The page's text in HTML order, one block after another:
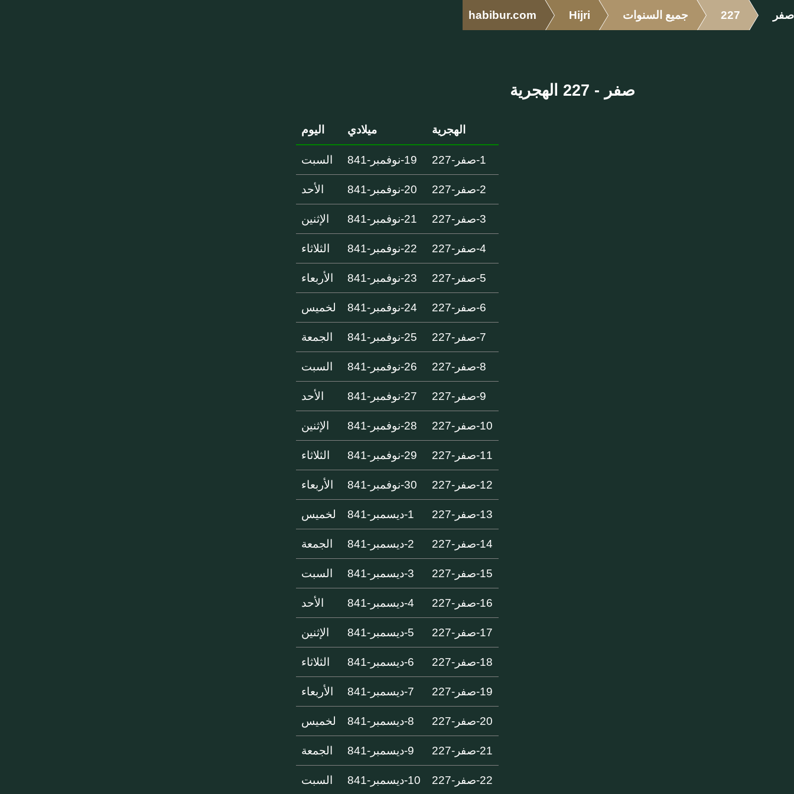
habibur.com Hijri جميع السنوات 227 صفر
صفر - 227 الهجرية
الهجرية ميلادي اليوم
1-صفر-227 19-نوفمبر-841 السبت
2-صفر-227 20-نوفمبر-841 الأحد
3-صفر-227 21-نوفمبر-841 الإثنين
4-صفر-227 22-نوفمبر-841 الثلاثاء
5-صفر-227 23-نوفمبر-841 الأربعاء
6-صفر-227 24-نوفمبر-841 لخميس
7-صفر-227 25-نوفمبر-841 الجمعة
8-صفر-227 26-نوفمبر-841 السبت
9-صفر-227 27-نوفمبر-841 الأحد
10-صفر-227 28-نوفمبر-841 الإثنين
11-صفر-227 29-نوفمبر-841 الثلاثاء
12-صفر-227 30-نوفمبر-841 الأربعاء
13-صفر-227 1-ديسمبر-841 لخميس
14-صفر-227 2-ديسمبر-841 الجمعة
15-صفر-227 3-ديسمبر-841 السبت
16-صفر-227 4-ديسمبر-841 الأحد
17-صفر-227 5-ديسمبر-841 الإثنين
18-صفر-227 6-ديسمبر-841 الثلاثاء
19-صفر-227 7-ديسمبر-841 الأربعاء
20-صفر-227 8-ديسمبر-841 لخميس
21-صفر-227 9-ديسمبر-841 الجمعة
22-صفر-227 10-ديسمبر-841 السبت